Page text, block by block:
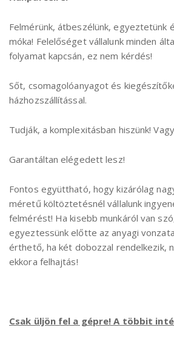
Felmérünk, átbeszélünk, egyeztetünk
móka! Felelőséget vállalunk minden
folyamat kapcsán, ez nem kérdés!
Sőt, csomagolóanyagot és
házhozszállítással.
Tudják, a komplexitásban hiszünk!
Garantáltan elégedett lesz!
Fontos együttható, hogy kizárólag
méretű költöztetésnél vállalunk
felmérést! Ha kisebb munkáról van
egyeztessünk előtte az anyagi
érthető, ha két dobozzal rendelkezik,
ekkora felhajtás!
Csak üljön fel a gépre! A többit